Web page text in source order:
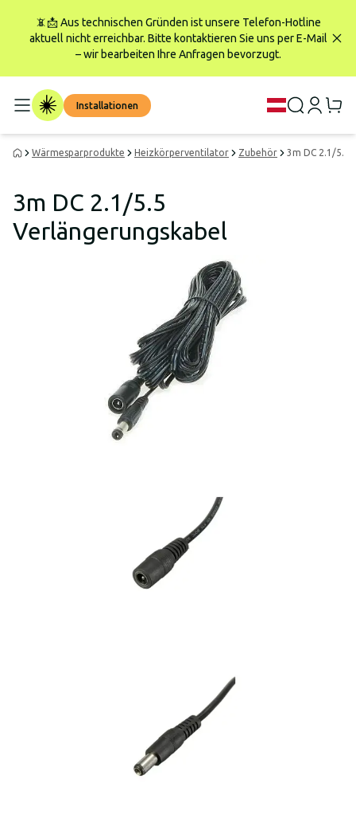
📵📩 Aus technischen Gründen ist unsere Telefon-Hotline
aktuell nicht erreichbar. Bitte kontaktieren Sie uns per E-Mail
– wir bearbeiten Ihre Anfragen bevorzugt.
Installationen
Wärmesparprodukte Heizkörperventilator Zubehör 3m DC 2.1/5.5
3m DC 2.1/5.5
Verlängerungskabel